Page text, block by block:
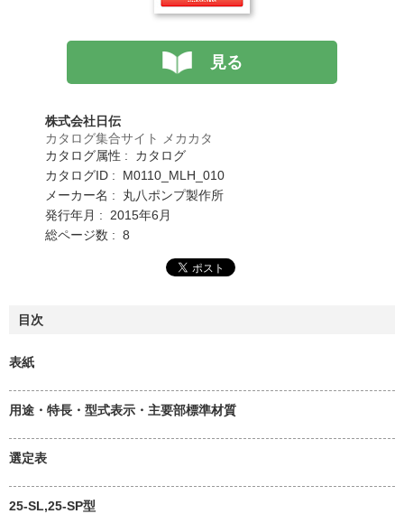
見る
株式会社日伝
カタログ集合サイト メカカタ
カタログ属性 : カタログ
カタログID : M0110_MLH_010
メーカー名 : 丸八ポンプ製作所
発行年月 : 2015年6月
総ページ数 : 8
目次
表紙
用途・特長・型式表示・主要部標準材質
選定表
25-SL,25-SP型